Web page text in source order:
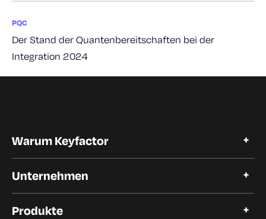
PQC
Der Stand der Quantenbereitschaften bei der
Integration 2024
Warum Keyfactor
Kundengeschichten
Unternehmen
Karriere
Produkte